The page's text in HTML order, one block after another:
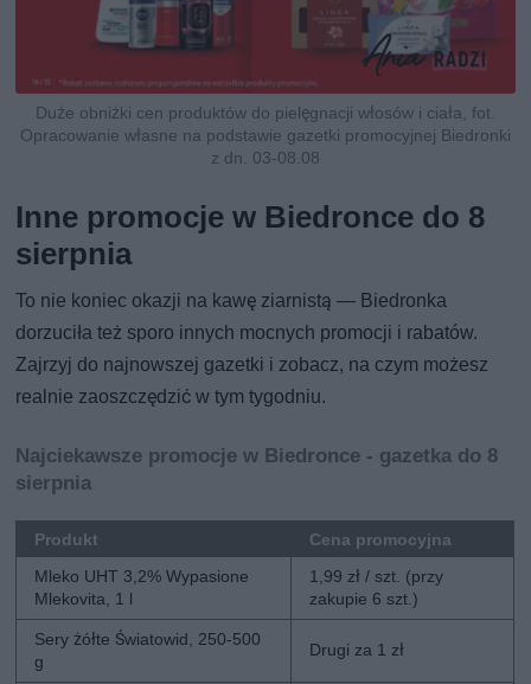
Duże obniżki cen produktów do pielęgnacji włosów i ciała, fot.
Opracowanie własne na podstawie gazetki promocyjnej Biedronki
z dn. 03-08.08
Inne promocje w Biedronce do 8
sierpnia
To nie koniec okazji na kawę ziarnistą — Biedronka
dorzuciła też sporo innych mocnych promocji i rabatów.
Zajrzyj do najnowszej gazetki i zobacz, na czym możesz
realnie zaoszczędzić w tym tygodniu.
Najciekawsze promocje w Biedronce - gazetka do 8
sierpnia
Produkt
Cena promocyjna
Mleko UHT 3,2% Wypasione
Mlekovita, 1 l
1,99 zł / szt. (przy
zakupie 6 szt.)
Sery żółte Światowid, 250-500
g
Drugi za 1 zł